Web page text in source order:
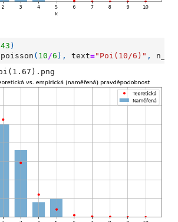
43 )
poisson ( 10/6 ), text="Poi(10/6)" ,